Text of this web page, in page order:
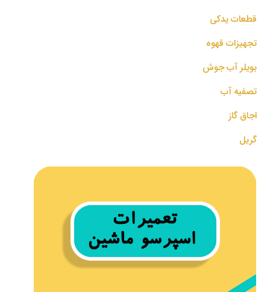
قطعات یدکی
تجهیزات قهوه
بویلر آب جوش
تصفیه آب
اجاق گاز
گریل